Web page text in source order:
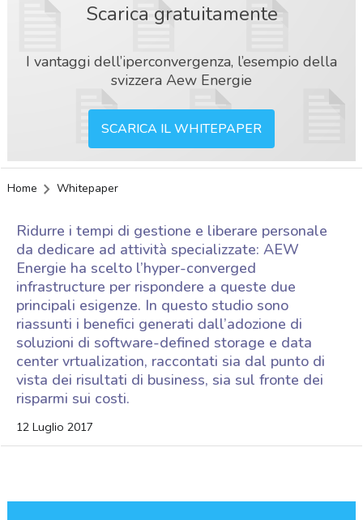
Scarica gratuitamente
I vantaggi dell’iperconvergenza, l’esempio della
svizzera Aew Energie
SCARICA IL WHITEPAPER
Home Whitepaper
Ridurre i tempi di gestione e liberare personale
da dedicare ad attività specializzate: AEW
Energie ha scelto l’hyper-converged
infrastructure per rispondere a queste due
principali esigenze. In questo studio sono
riassunti i benefici generati dall’adozione di
soluzioni di software-defined storage e data
center vrtualization, raccontati sia dal punto di
vista dei risultati di business, sia sul fronte dei
risparmi sui costi.
12 Luglio 2017